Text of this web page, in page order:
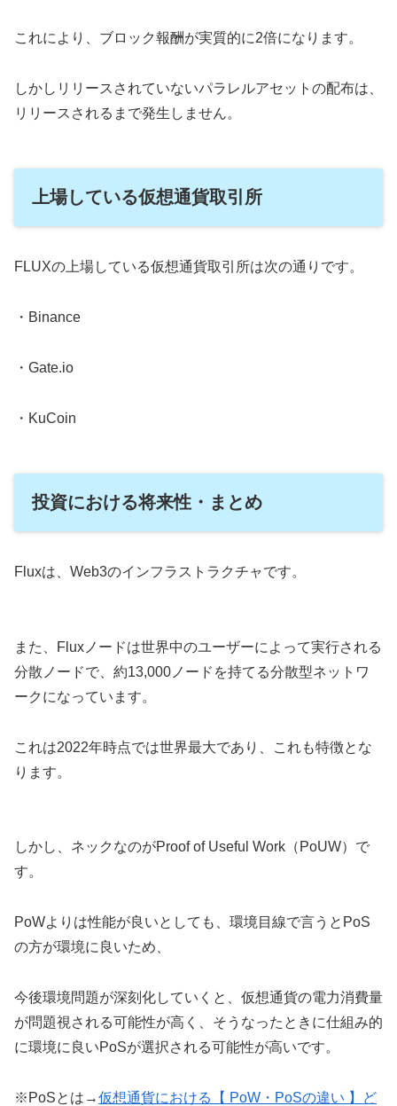
これにより、ブロック報酬が実質的に2倍になります。
しかしリリースされていないパラレルアセットの配布は、
リリースされるまで発生しません。
上場している仮想通貨取引所
FLUXの上場している仮想通貨取引所は次の通りです。
・Binance
・Gate.io
・KuCoin
投資における将来性・まとめ
Fluxは、Web3のインフラストラクチャです。
また、Fluxノードは世界中のユーザーによって実行される
分散ノードで、約13,000ノードを持てる分散型ネットワ
ークになっています。
これは2022年時点では世界最大であり、これも特徴とな
ります。
しかし、ネックなのがProof of Useful Work（PoUW）で
す。
PoWよりは性能が良いとしても、環境目線で言うとPoS
の方が環境に良いため、
今後環境問題が深刻化していくと、仮想通貨の電力消費量
が問題視される可能性が高く、そうなったときに仕組み的
に環境に良いPoSが選択される可能性が高いです。
※PoSとは→仮想通貨における【 PoW・PoSの違い 】ど